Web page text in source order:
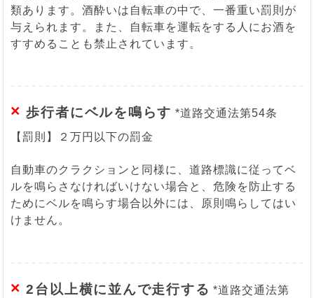
類あります。酒酔いは自転車の中で、一番重い罰則が
与えられます。また、自転車を運転をする人にお酒を
すすめることも禁止されています。
× 歩行者にベルを鳴らす *道路交通法第54条
【罰則】２万円以下の罰金
自動車のクラクションと同様に、道路標識に従ってベ
ルを鳴らさなければいけない場合と、危険を防止する
ためにベルを鳴らす場合以外には、原則鳴らしてはい
けません。
× 2台以上横に並んで走行する *道路交通法第